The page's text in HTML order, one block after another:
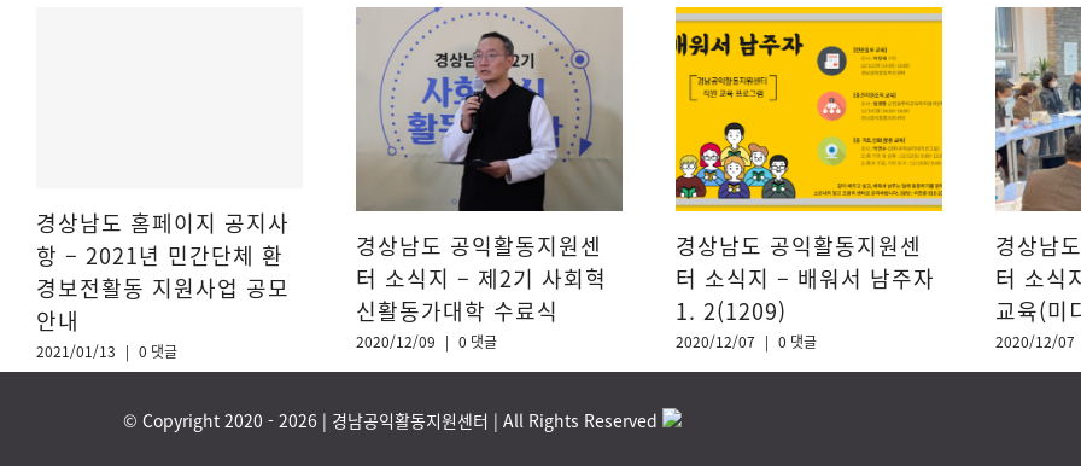
경상남도 홈페이지 공지사
항 – 2021년 민간단체 환
경보전활동 지원사업 공모
안내
2021/01/13 | 0 댓글
경상남도 공익활동지원센
터 소식지 – 제2기 사회혁
신활동가대학 수료식
2020/12/09 | 0 댓글
경상남도 공익활동지원센
터 소식지 – 배워서 남주자
1. 2(1209)
2020/12/07 | 0 댓글
경상남
터 소식
교육(미
2020/12/07
© Copyright 2020 - 2026 | 경남공익활동지원센터 | All Rights Reserved